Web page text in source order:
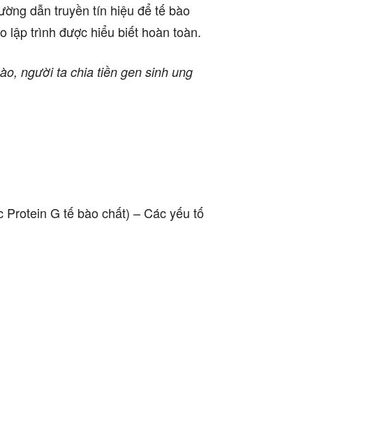
dẫn truyền tín hiệu để tế bào
lập trình được hiểu biết hoàn toàn.
người ta chia tiền gen sinh ung
G tế bào chất) – Các yếu tố